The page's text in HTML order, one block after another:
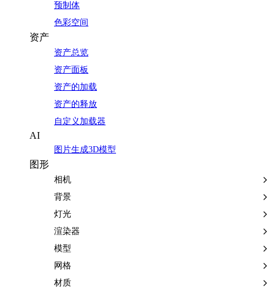
预制体
色彩空间
资产
资产总览
资产面板
资产的加载
资产的释放
自定义加载器
AI
图片生成3D模型
图形
相机
背景
灯光
渲染器
模型
网格
材质